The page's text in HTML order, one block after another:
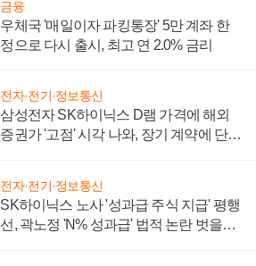
금융
우체국 '매일이자 파킹통장' 5만 계좌 한
정으로 다시 출시, 최고 연 2.0% 금리
전자·전기·정보통신
삼성전자 SK하이닉스 D램 가격에 해외
증권가 '고점' 시각 나와, 장기 계약에 단점
전자·전기·정보통신
SK하이닉스 노사 '성과급 주식 지급' 평행
선, 곽노정 'N% 성과급' 법적 논란 벗을지